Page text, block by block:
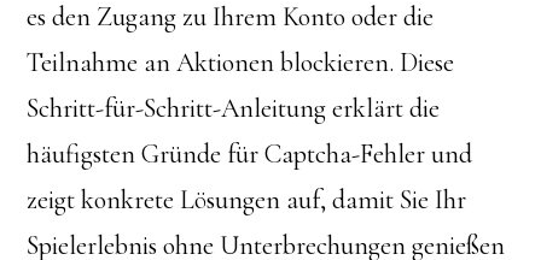
es den Zugang zu Ihrem Konto oder die
Teilnahme an Aktionen blockieren. Diese
Schritt-für-Schritt-Anleitung erklärt die
häufigsten Gründe für Captcha-Fehler und
zeigt konkrete Lösungen auf, damit Sie Ihr
Spielerlebnis ohne Unterbrechungen genießen